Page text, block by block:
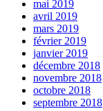
mai 2019
avril 2019
mars 2019
février 2019
janvier 2019
décembre 2018
novembre 2018
octobre 2018
septembre 2018